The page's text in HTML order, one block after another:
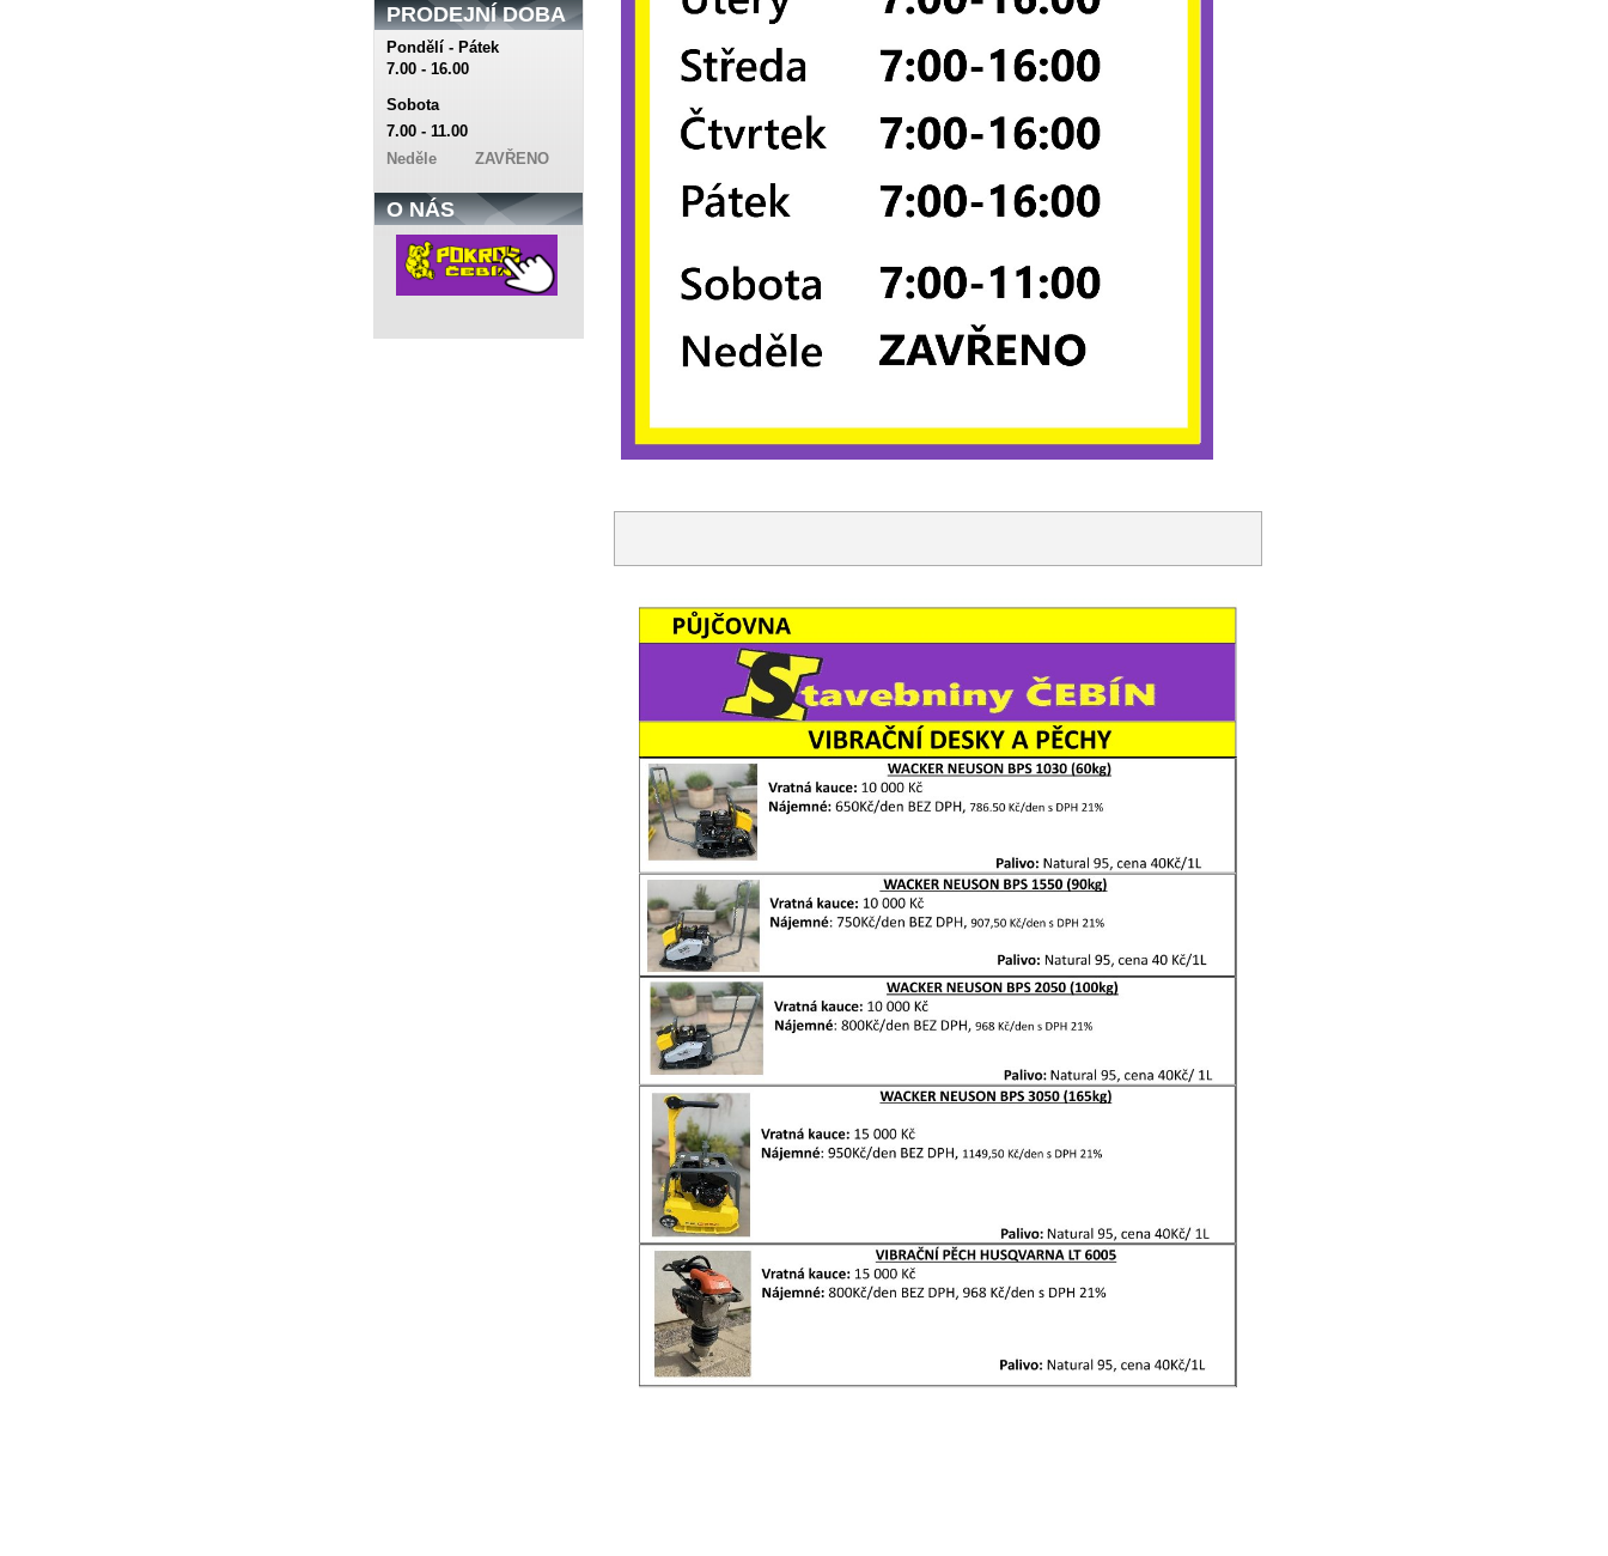
PRODEJNÍ DOBA
Pondělí - Pátek
7.00 - 16.00
Sobota
7.00 - 11.00
Neděle
ZAVŘENO
O NÁS